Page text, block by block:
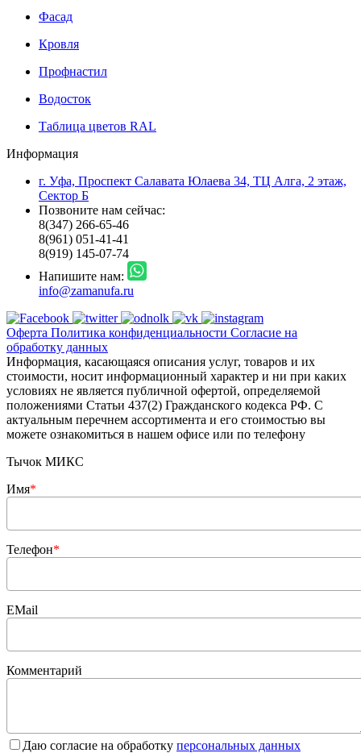
Фасад
Кровля
Профнастил
Водосток
Таблица цветов RAL
Информация
г. Уфа, Проспект Салавата Юлаева 34, ТЦ Алга, 2 этаж,
Сектор Б
Позвоните нам сейчас:
8(347) 266-65-46
8(961) 051-41-41
8(919) 145-07-74
Напишите нам:
info@zamanufa.ru
Оферта Политика конфиденциальности Согласие на
обработку данных
Информация, касающаяся описания услуг, товаров и их
стоимости, носит информационный характер и ни при каких
условиях не является публичной офертой, определяемой
положениями Статьи 437(2) Гражданского кодекса РФ. С
актуальным перечнем ассортимента и его стоимостью вы
можете ознакомиться в нашем офисе или по телефону
Тычок МИКС
Имя*
Телефон*
EMail
Комментарий
Даю согласие на обработку персональных данных